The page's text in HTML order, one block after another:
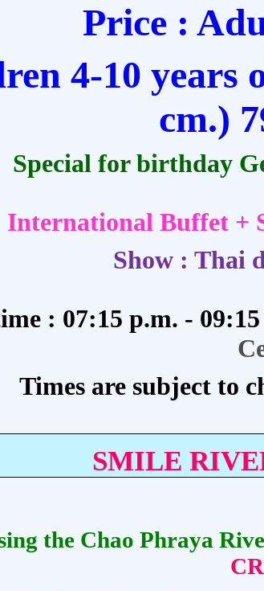
Price :
4-10 years
cm.)
Special for birthday
Buffet +
Show : Thai
: 07:15 p.m. -
Times are subject to
SMILE
the Chao Phraya